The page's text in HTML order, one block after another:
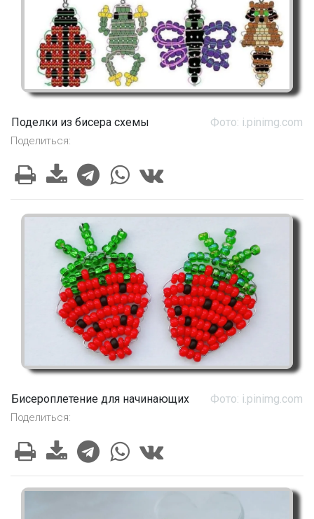
Поделки из бисера схемы Фото: i.pinimg.com
Поделиться:
Бисероплетение для начинающих Фото: i.pinimg.com
Поделиться: